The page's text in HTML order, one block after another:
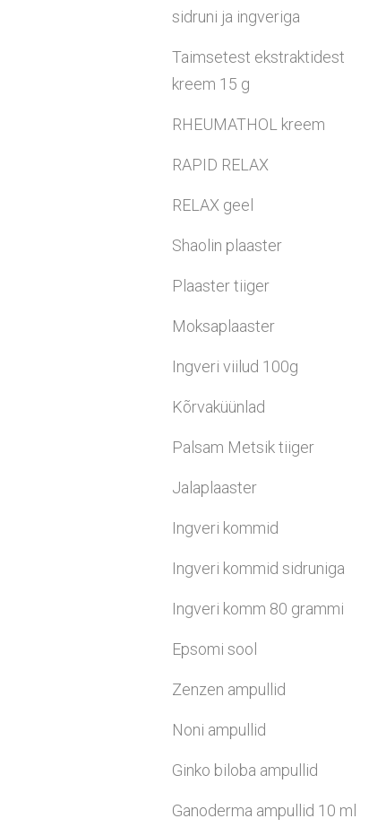
sidruni ja ingveriga
Taimsetest ekstraktidest
kreem 15 g
RHEUMATHOL kreem
RAPID RELAX
RELAX geel
Shaolin plaaster
Plaaster tiiger
Moksaplaaster
Ingveri viilud 100g
Kõrvaküünlad
Palsam Metsik tiiger
Jalaplaaster
Ingveri kommid
Ingveri kommid sidruniga
Ingveri komm 80 grammi
Epsomi sool
Zenzen ampullid
Noni ampullid
Ginko biloba ampullid
Ganoderma ampullid 10 ml